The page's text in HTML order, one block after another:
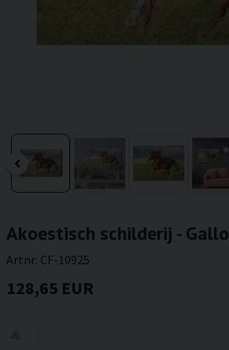
Akoestisch schilderij -
Artnr: CF-10925
128,65 EUR